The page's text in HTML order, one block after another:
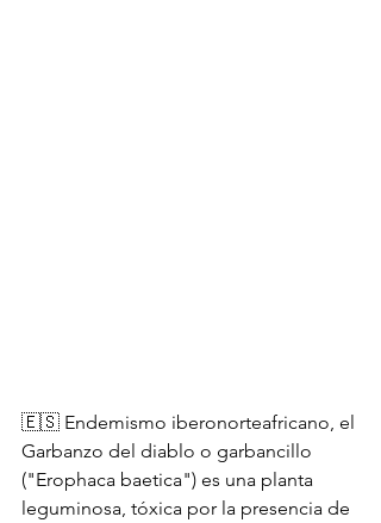
🇪🇸 Endemismo iberonorteafricano, el
Garbanzo del diablo o garbancillo
("Erophaca baetica") es una planta
leguminosa, tóxica por la presencia de